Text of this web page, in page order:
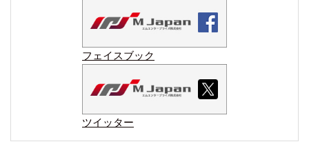
フェイスブック
ツイッター